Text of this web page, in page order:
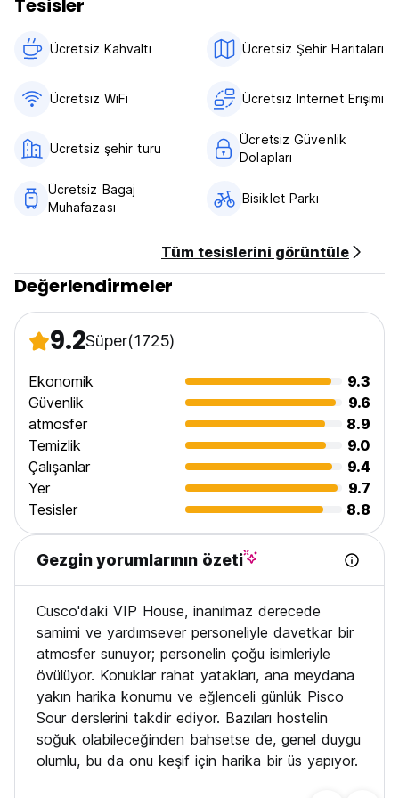
Tesisler
Ücretsiz Kahvaltı‎ Ücretsiz Şehir Haritaları
Ücretsiz WiFi Ücretsiz Internet Erişimi
Ücretsiz şehir turu
Ücretsiz Güvenlik
Dolapları
Ücretsiz Bagaj
Muhafazası
Bisiklet Parkı
Tüm tesislerini görüntüle
Değerlendirmeler
9.2Süper(1725)
Ekonomik
9.3
Güvenlik
9.6
atmosfer
8.9
Temizlik
9.0
Çalışanlar
9.4
Yer
9.7
Tesisler
8.8
Gezgin yorumlarının özeti
Cusco'daki VIP House, inanılmaz derecede
samimi ve yardımsever personeliyle davetkar bir
atmosfer sunuyor; personelin çoğu isimleriyle
övülüyor. Konuklar rahat yatakları, ana meydana
yakın harika konumu ve eğlenceli günlük Pisco
Sour derslerini takdir ediyor. Bazıları hostelin
soğuk olabileceğinden bahsetse de, genel duygu
olumlu, bu da onu keşif için harika bir üs yapıyor.